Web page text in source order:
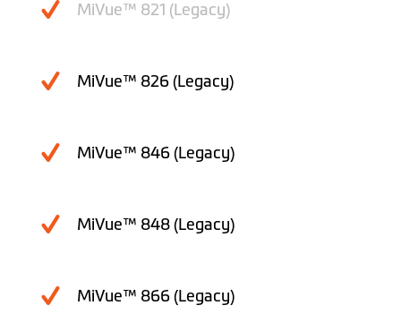
MiVue™ 821 (Legacy)
MiVue™ 826 (Legacy)
MiVue™ 846 (Legacy)
MiVue™ 848 (Legacy)
MiVue™ 866 (Legacy)